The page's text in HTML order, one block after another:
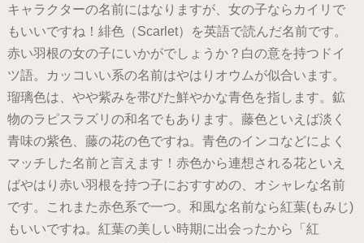
キャラクターの名前にはなりますが、女の子ならカイリで
もいいですね！緋色（Scarlet）を英語で読んだ名前です。
赤い羽根の女の子にいかがでしょうか？白の意を持つドイ
ツ語。カッコいい系の名前はやはりオウムが似合います。
瑠璃色は、やや紫みを帯びた鮮やかな青色を指します。鉱
物のラピスラズリの和名でもあります。藤色といえば淡く
青味の紫色、藤の花の色ですね。青色のインコなどによく
マッチした名前と言えます！赤色から連想される花といえ
ばやはり赤い羽根を持つ子におすすめの、オシャレな名前
です。これまた赤色系で一つ。和風な名前なら紅葉(もみじ)
もいいですね。紅葉の美しい時期に出会ったから「紅